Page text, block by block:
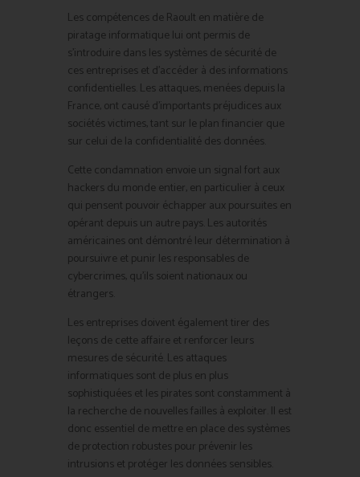
Les compétences de Raoult en matière de
piratage informatique lui ont permis de
s’introduire dans les systèmes de sécurité de
ces entreprises et d’accéder à des informations
confidentielles. Les attaques, menées depuis la
France, ont causé d’importants préjudices aux
sociétés victimes, tant sur le plan financier que
sur celui de la confidentialité des données.
Cette condamnation envoie un signal fort aux
hackers du monde entier, en particulier à ceux
qui pensent pouvoir échapper aux poursuites en
opérant depuis un autre pays. Les autorités
américaines ont démontré leur détermination à
poursuivre et punir les responsables de
cybercrimes, qu’ils soient nationaux ou
étrangers.
Les entreprises doivent également tirer des
leçons de cette affaire et renforcer leurs
mesures de sécurité. Les attaques
informatiques sont de plus en plus
sophistiquées et les pirates sont constamment à
la recherche de nouvelles failles à exploiter. Il est
donc essentiel de mettre en place des systèmes
de protection robustes pour prévenir les
intrusions et protéger les données sensibles.